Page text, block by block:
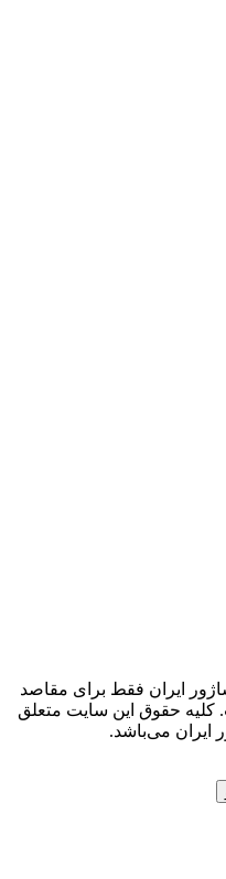
ایران فقط برای مقاصد
کلیه حقوق این سایت متعلق
ایران می‌باشد.